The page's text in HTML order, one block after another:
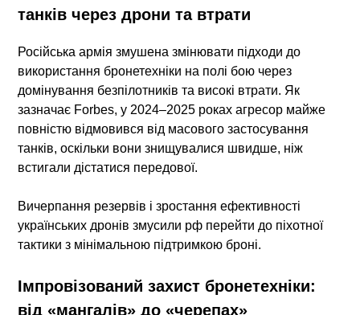
танків через дрони та втрати
Російська армія змушена змінювати підходи до
використання бронетехніки на полі бою через
домінування безпілотників та високі втрати. Як
зазначає Forbes, у 2024–2025 роках агресор майже
повністю відмовився від масового застосування
танків, оскільки вони знищувалися швидше, ніж
встигали дістатися передової.
Вичерпання резервів і зростання ефективності
українських дронів змусили рф перейти до піхотної
тактики з мінімальною підтримкою броні.
Імпровізований захист бронетехніки:
від «мангалів» до «черепах»